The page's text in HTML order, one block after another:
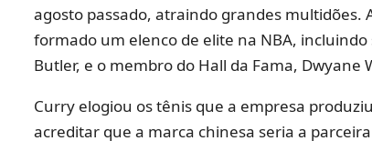
agosto passado, atraindo grandes multidões.
formado um elenco de elite na NBA,
Butler, e o membro do Hall da Fama, Dwyane
Curry elogiou os tênis que a empresa
acreditar que a marca chinesa seria a